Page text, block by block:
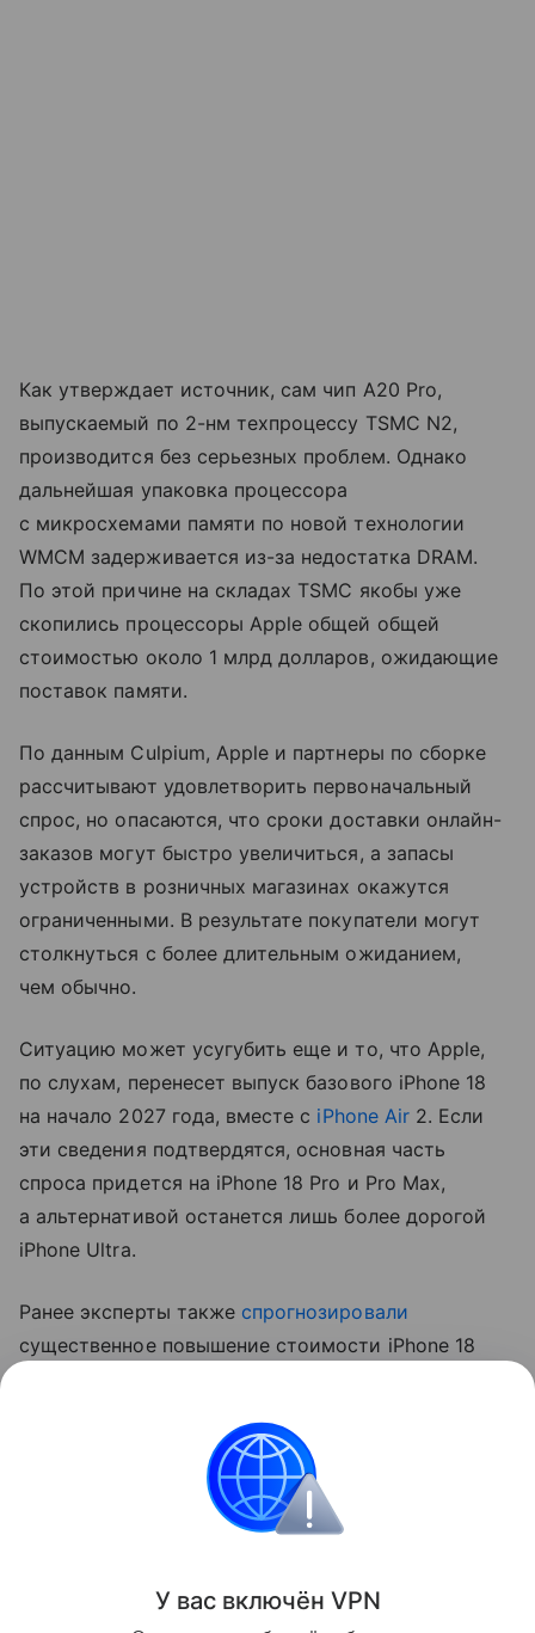
Как утверждает источник, сам чип A20 Pro,
выпускаемый по 2-нм техпроцессу TSMC N2,
производится без серьезных проблем. Однако
дальнейшая упаковка процессора
с микросхемами памяти по новой технологии
WMCM задерживается из-за недостатка DRAM.
По этой причине на складах TSMC якобы уже
скопились процессоры Apple общей общей
стоимостью около 1 млрд долларов, ожидающие
поставок памяти.
По данным Culpium, Apple и партнеры по сборке
рассчитывают удовлетворить первоначальный
спрос, но опасаются, что сроки доставки онлайн-
заказов могут быстро увеличиться, а запасы
устройств в розничных магазинах окажутся
ограниченными. В результате покупатели могут
столкнуться с более длительным ожиданием,
чем обычно.
Ситуацию может усугубить еще и то, что Apple,
по слухам, перенесет выпуск базового iPhone 18
на начало 2027 года, вместе с iPhone Air2. Если
эти сведения подтвердятся, основная часть
спроса придется на iPhone 18 Pro и Pro Max,
а альтернативой останется лишь более дорогой
iPhone Ultra.
Ранее эксперты также спрогнозировали
существенное повышение стоимости iPhone 18
Поделиться
У вас включён VPN